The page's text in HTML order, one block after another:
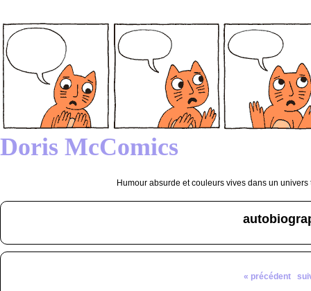
Doris McComics
Humour absurde et couleurs vives dans un
« précédent